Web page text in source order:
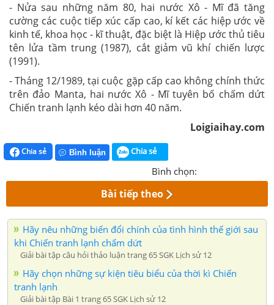
- Nửa sau những năm 80, hai nước Xô - Mĩ đã tăng
cường các cuộc tiếp xúc cấp cao, kí kết các hiệp ước về
kinh tế, khoa học - kĩ thuật, đặc biệt là Hiệp ước thủ tiêu
tên lửa tầm trung (1987), cắt giảm vũ khí chiến lược
(1991).
- Tháng 12/1989, tại cuộc gặp cấp cao không chính thức
trên đảo Manta, hai nước Xô - Mĩ tuyên bố chấm dứt
Chiến tranh lạnh kéo dài hơn 40 năm.
Loigiaihay.com
Chia sẻ Bình luận Chia sẻ
Bình chọn:
Bài tiếp theo
Hãy nêu những biến đổi chính của tình hình thế giới sau
khi Chiến tranh lạnh chấm dứt
Giải bài tập câu hỏi thảo luận trang 65 SGK Lịch sử 12
Hãy chọn những sự kiện tiêu biểu của thời kì Chiến
tranh lạnh
Giải bài tập Bài 1 trang 65 SGK Lịch sử 12